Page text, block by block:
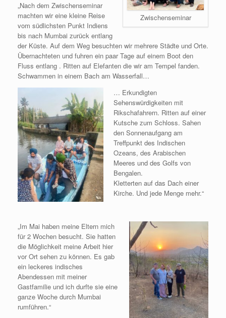
Zwischenseminar
„Nach dem Zwischenseminar
machten wir eine kleine Reise
vom südlichsten Punkt Indiens
bis nach Mumbai zurück entlang
der Küste. Auf dem Weg besuchten wir mehrere Städte und Orte.
Übernachteten und fuhren ein paar Tage auf einem Boot den
Fluss entlang . Ritten auf Elefanten die wir am Tempel fanden.
Schwammen in einem Bach am Wasserfall…
… Erkundigten
Sehenswürdigkeiten mit
Rikschafahrern. Ritten auf einer
Kutsche zum Schloss. Sahen
den Sonnenaufgang am
Treffpunkt des Indischen
Ozeans, des Arabischen
Meeres und des Golfs von
Bengalen.
Kletterten auf das Dach einer
Kirche. Und jede Menge mehr.“
„Im Mai haben meine Eltern mich
für 2 Wochen besucht. Sie hatten
die Möglichkeit meine Arbeit hier
vor Ort sehen zu können. Es gab
ein leckeres indisches
Abendessen mit meiner
Gastfamilie und ich durfte sie eine
ganze Woche durch Mumbai
rumführen.“